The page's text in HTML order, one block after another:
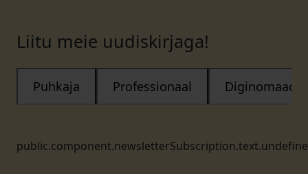
Liitu meie uudiskirjaga!
Puhkaja Professionaal Diginomaad